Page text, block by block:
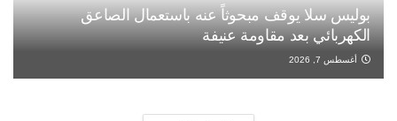
بوليس سلا يوقف مبحوثاً عنه باستعمال الصاعق
الكهربائي بعد مقاومة عنيفة
أغسطس 7, 2026